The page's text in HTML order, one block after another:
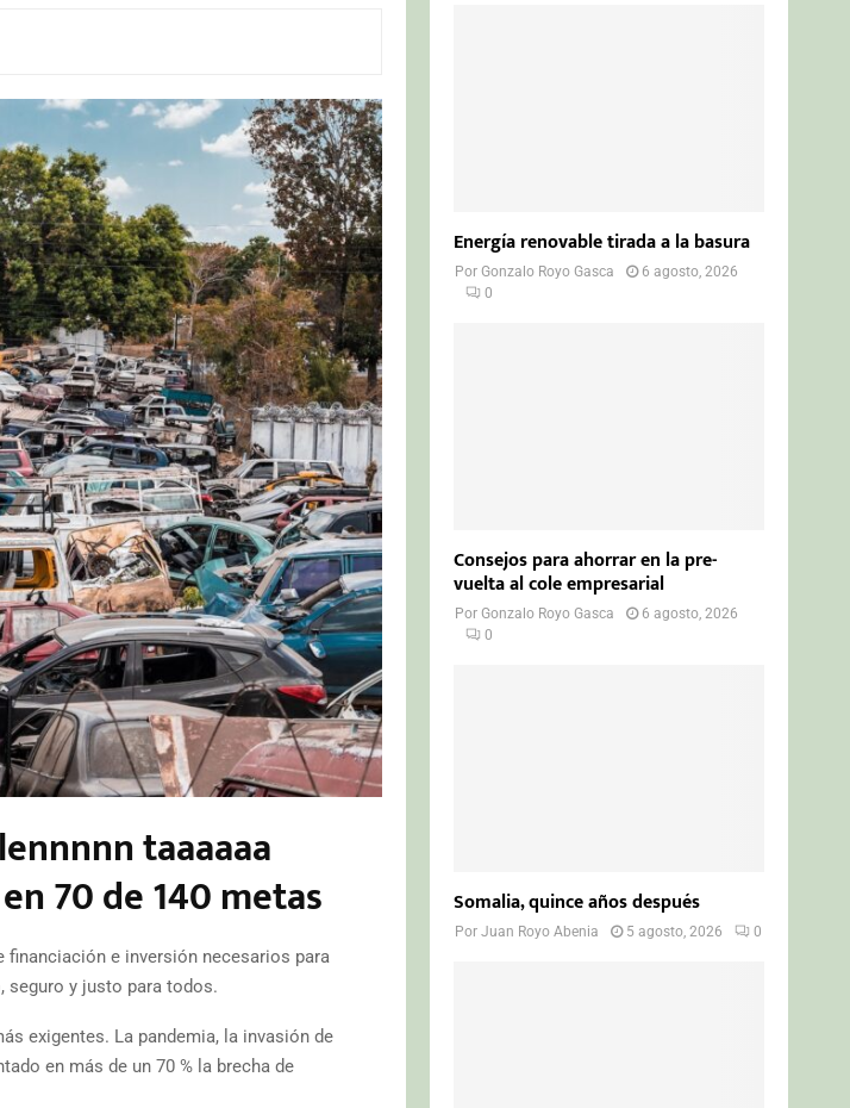
taaaaaa
70 de 140 metas
e inversión necesarios para
seguro y justo para todos.
exigentes. La pandemia, la invasión de
en más de un 70 % la brecha de
Energía renovable tirada a la basura
PorGonzalo Royo Gasca
6 agosto, 2026
0
Consejos para ahorrar en la pre-
vuelta al cole empresarial
PorGonzalo Royo Gasca
6 agosto, 2026
0
Somalia, quince años después
PorJuan Royo Abenia 5 agosto, 2026 0